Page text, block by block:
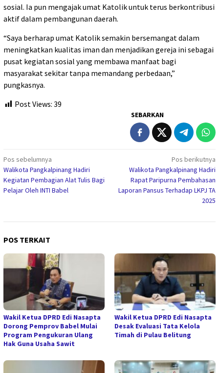
sosial. Ia pun mengajak umat Katolik untuk terus berkontribusi
aktif dalam pembangunan daerah.
“Saya berharap umat Katolik semakin bersemangat dalam
meningkatkan kualitas iman dan menjadikan gereja ini sebagai
pusat kegiatan sosial yang membawa manfaat bagi
masyarakat sekitar tanpa memandang perbedaan,”
pungkasnya.
Post Views: 39
SEBARKAN
Navigasi
pos
Pos sebelumnya
Walikota Pangkalpinang Hadiri
Kegiatan Pembagian Alat Tulis Bagi
Pelajar Oleh INTI Babel
Pos berikutnya
Walikota Pangkalpinang Hadiri
Rapat Paripurna Pembahasan
Laporan Pansus Terhadap LKPJ TA
2025
POS TERKAIT
Wakil Ketua DPRD Edi Nasapta
Dorong Pemprov Babel Mulai
Program Pengukuran Ulang
Hak Guna Usaha Sawit
Wakil Ketua DPRD Edi Nasapta
Desak Evaluasi Tata Kelola
Timah di Pulau Belitung